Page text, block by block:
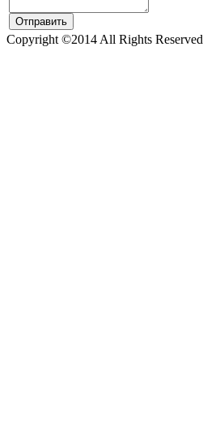
Copyright ©2014 All Rights Reserved